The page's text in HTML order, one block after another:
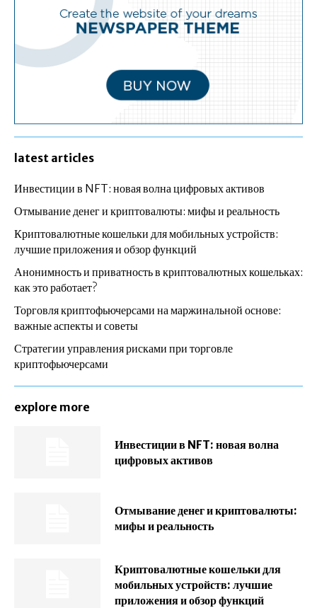
latest articles
Инвестиции в NFT: новая волна цифровых активов
Отмывание денег и криптовалюты: мифы и реальность
Криптовалютные кошельки для мобильных устройств:
лучшие приложения и обзор функций
Анонимность и приватность в криптовалютных кошельках:
как это работает?
Торговля криптофьючерсами на маржинальной основе:
важные аспекты и советы
Стратегии управления рисками при торговле
криптофьючерсами
explore more
Инвестиции в NFT: новая волна
цифровых активов
Отмывание денег и криптовалюты:
мифы и реальность
Криптовалютные кошельки для
мобильных устройств: лучшие
приложения и обзор функций